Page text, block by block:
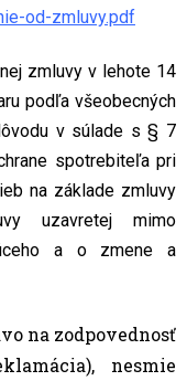
od-zmluvy.pdf
zmluvy v lehote 14
podľa všeobecných
v súlade s § 7
spotrebiteľa pri
na základe zmluvy
uzavretej mimo
a o zmene a
na zodpovednosť
nesmie